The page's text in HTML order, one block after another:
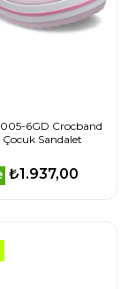
6GD Crocband
Çocuk Sandalet
₺1.937,00